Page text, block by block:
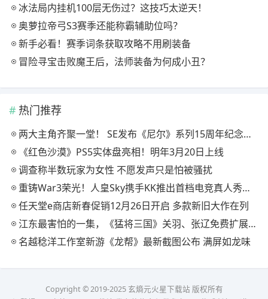
冰法局内挂机100层无伤过？这技巧太逆天！
奥萝拉帝弓S3赛季还能称霸辅助位吗？
新手必看！赛季词条获取攻略不用刷装备
冒险寻宝击败魔王后，法师装备为何成小丑？
热门推荐
两大主角齐聚一堂！ SE发布《尼尔》系列15周年纪念典藏套装
《红色沙漠》PS5实体盘亮相！明年3月20日上线
调查称半数玩家为女性 不愿发声只是怕被骚扰
重铸War3荣光！人皇Sky携手KK推出首档电竞真人秀《寻找下一个Sky》
任天堂e商店新春促销12月26日开启 多款新旧大作在列
江东最害怕的一集，《猛将三国》关羽、张辽免费扩展包现已上线
名越稔洋工作室新游《龙帮》最新截图公布 满屏如龙味
Copyright © 2019-2025 玄熵元火星下载站 版权所有